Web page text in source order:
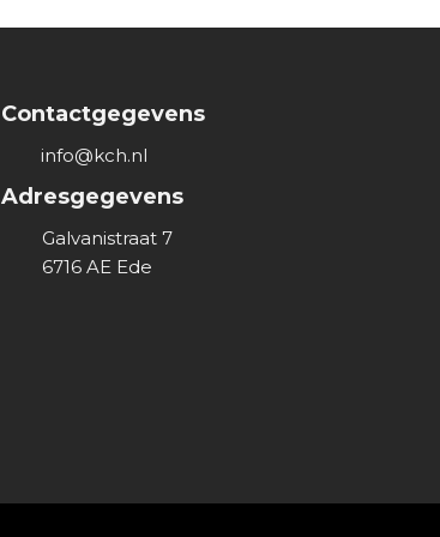
Contactgegevens
info@kch.nl
Adresgegevens
Galvanistraat 7
6716 AE Ede